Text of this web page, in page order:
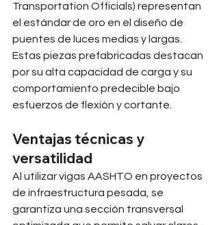
Transportation Officials) representan
el estándar de oro en el diseño de
puentes de luces medias y largas.
Estas piezas prefabricadas destacan
por su alta capacidad de carga y su
comportamiento predecible bajo
esfuerzos de flexión y cortante.
Ventajas técnicas y
versatilidad
Al utilizar vigas AASHTO en proyectos
de infraestructura pesada, se
garantiza una sección transversal